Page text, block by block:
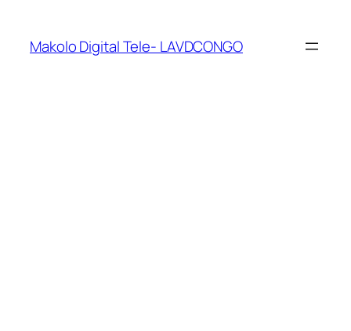
Makolo Digital Tele- LAVDCONGO